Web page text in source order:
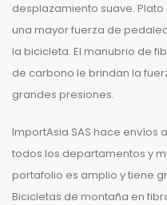
desplazamiento suave. Plato
una mayor fuerza de
la bicicleta. El manubrio de
de carbono le brindan la
grandes presiones.
ImportAsia SAS hace envíos
todos los departamentos y
portafolio es amplio y tiene
Bicicletas de montaña en